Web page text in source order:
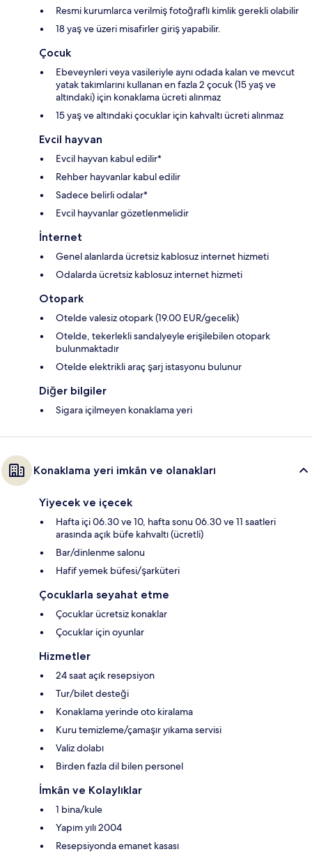
Resmi kurumlarca verilmiş fotoğraflı kimlik gerekli olabilir
18 yaş ve üzeri misafirler giriş yapabilir.
Çocuk
Ebeveynleri veya vasileriyle aynı odada kalan ve mevcut
yatak takımlarını kullanan en fazla 2 çocuk (15 yaş ve
altındaki) için konaklama ücreti alınmaz
15 yaş ve altındaki çocuklar için kahvaltı ücreti alınmaz
Evcil hayvan
Evcil hayvan kabul edilir*
Rehber hayvanlar kabul edilir
Sadece belirli odalar*
Evcil hayvanlar gözetlenmelidir
İnternet
Genel alanlarda ücretsiz kablosuz internet hizmeti
Odalarda ücretsiz kablosuz internet hizmeti
Otopark
Otelde valesiz otopark (19.00 EUR/gecelik)
Otelde, tekerlekli sandalyeyle erişilebilen otopark
bulunmaktadır
Otelde elektrikli araç şarj istasyonu bulunur
Diğer bilgiler
Sigara içilmeyen konaklama yeri
Konaklama yeri imkân ve olanakları
Yiyecek ve içecek
Hafta içi 06.30 ve 10, hafta sonu 06.30 ve 11 saatleri
arasında açık büfe kahvaltı (ücretli)
Bar/dinlenme salonu
Hafif yemek büfesi/şarküteri
Çocuklarla seyahat etme
Çocuklar ücretsiz konaklar
Çocuklar için oyunlar
Hizmetler
24 saat açık resepsiyon
Tur/bilet desteği
Konaklama yerinde oto kiralama
Kuru temizleme/çamaşır yıkama servisi
Valiz dolabı
Birden fazla dil bilen personel
İmkân ve Kolaylıklar
1 bina/kule
Yapım yılı 2004
Resepsiyonda emanet kasası